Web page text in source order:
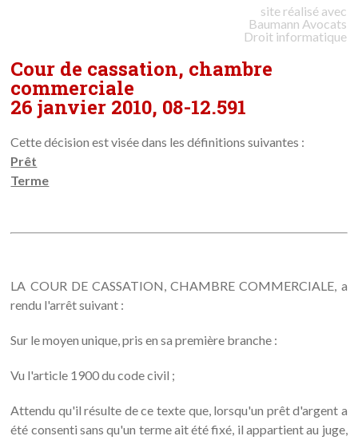
site réalisé avec
Baumann Avocats
Droit informatique
Cour de cassation, chambre
commerciale
26 janvier 2010, 08-12.591
Cette décision est visée dans les définitions suivantes :
Prêt
Terme
LA COUR DE CASSATION, CHAMBRE COMMERCIALE, a
rendu l'arrêt suivant :
Sur le moyen unique, pris en sa première branche :
Vu l'article 1900 du code civil ;
Attendu qu'il résulte de ce texte que, lorsqu'un prêt d'argent a
été consenti sans qu'un terme ait été fixé, il appartient au juge,